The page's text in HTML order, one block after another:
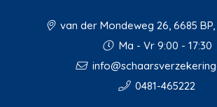
van der Mondeweg 26, 6685
Ma - Vr 9:00 - 17:30
0481-465222